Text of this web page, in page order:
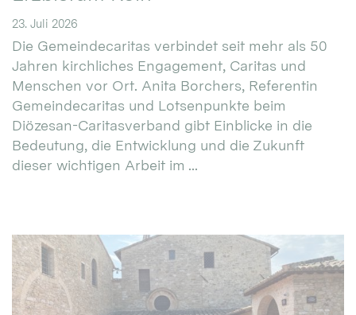
23. Juli 2026
Die Gemeindecaritas verbindet seit mehr als 50
Jahren kirchliches Engagement, Caritas und
Menschen vor Ort. Anita Borchers, Referentin
Gemeindecaritas und Lotsenpunkte beim
Diözesan-Caritasverband gibt Einblicke in die
Bedeutung, die Entwicklung und die Zukunft
dieser wichtigen Arbeit im ...